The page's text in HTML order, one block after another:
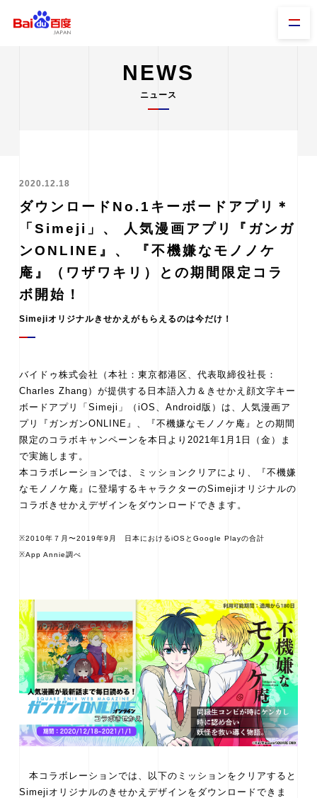
NEWS
ニュース
2020.12.18
ダウンロードNo.1キーボードアプリ＊
「Simeji」、 人気漫画アプリ『ガンガ
ンONLINE』、 『不機嫌なモノノケ
庵』（ワザワキリ）との期間限定コラ
ボ開始！
Simejiオリジナルきせかえがもらえるのは今だけ！
バイドゥ株式会社（本社：東京都港区、代表取締役社長：
Charles Zhang）が提供する日本語入力＆きせかえ顔文字キー
ボードアプリ「Simeji」（iOS、Android版）は、人気漫画ア
プリ『ガンガンONLINE』、『不機嫌なモノノケ庵』との期間
限定のコラボキャンペーンを本日より2021年1月1日（金）ま
で実施します。
本コラボレーションでは、ミッションクリアにより、『不機嫌
なモノノケ庵』に登場するキャラクターのSimejiオリジナルの
コラボきせかえデザインをダウンロードできます。
※2010年７月〜2019年9月 日本におけるiOSとGoogle Playの合計
※App Annie調べ
本コラボレーションでは、以下のミッションをクリアすると
Simejiオリジナルのきせかえデザインをダウンロードできま